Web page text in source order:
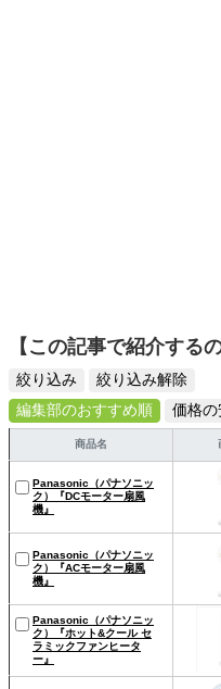
【この記事で紹介する
絞り込み
絞り込み解除
編集部のおすすめ順
価格
商品名
Panasonic（パナソニッ
ク）『DCモーター扇風
機』
Panasonic（パナソニッ
ク）『ACモーター扇風
機』
Panasonic（パナソニッ
ク）『ホット&クール セ
ラミックファンヒータ
ー』